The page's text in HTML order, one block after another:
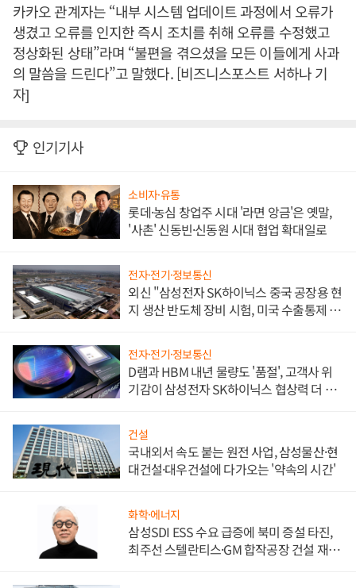
카카오 관계자는 “내부 시스템 업데이트 과정에서 오류가
생겼고 오류를 인지한 즉시 조치를 취해 오류를 수정했고
정상화된 상태”라며 “불편을 겪으셨을 모든 이들에게 사과
의 말씀을 드린다”고 말했다. [비즈니스포스트 서하나 기
자]
인기기사
소비자·유통
롯데·농심 창업주 시대 '라면 앙금'은 옛말,
'사촌' 신동빈·신동원 시대 협업 확대일로
전자·전기·정보통신
외신 "삼성전자 SK하이닉스 중국 공장용 현
지 생산 반도체 장비 시험, 미국 수출통제 대
전자·전기·정보통신
D램과 HBM 내년 물량도 '품절', 고객사 위
기감이 삼성전자 SK하이닉스 협상력 더 키
건설
국내외서 속도 붙는 원전 사업, 삼성물산·현
대건설·대우건설에 다가오는 '약속의 시간'
화학·에너지
삼성SDI ESS 수요 급증에 북미 증설 타진,
최주선 스텔란티스·GM 합작공장 건설 재추